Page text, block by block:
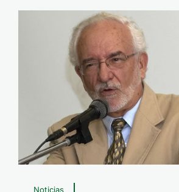
Noticias